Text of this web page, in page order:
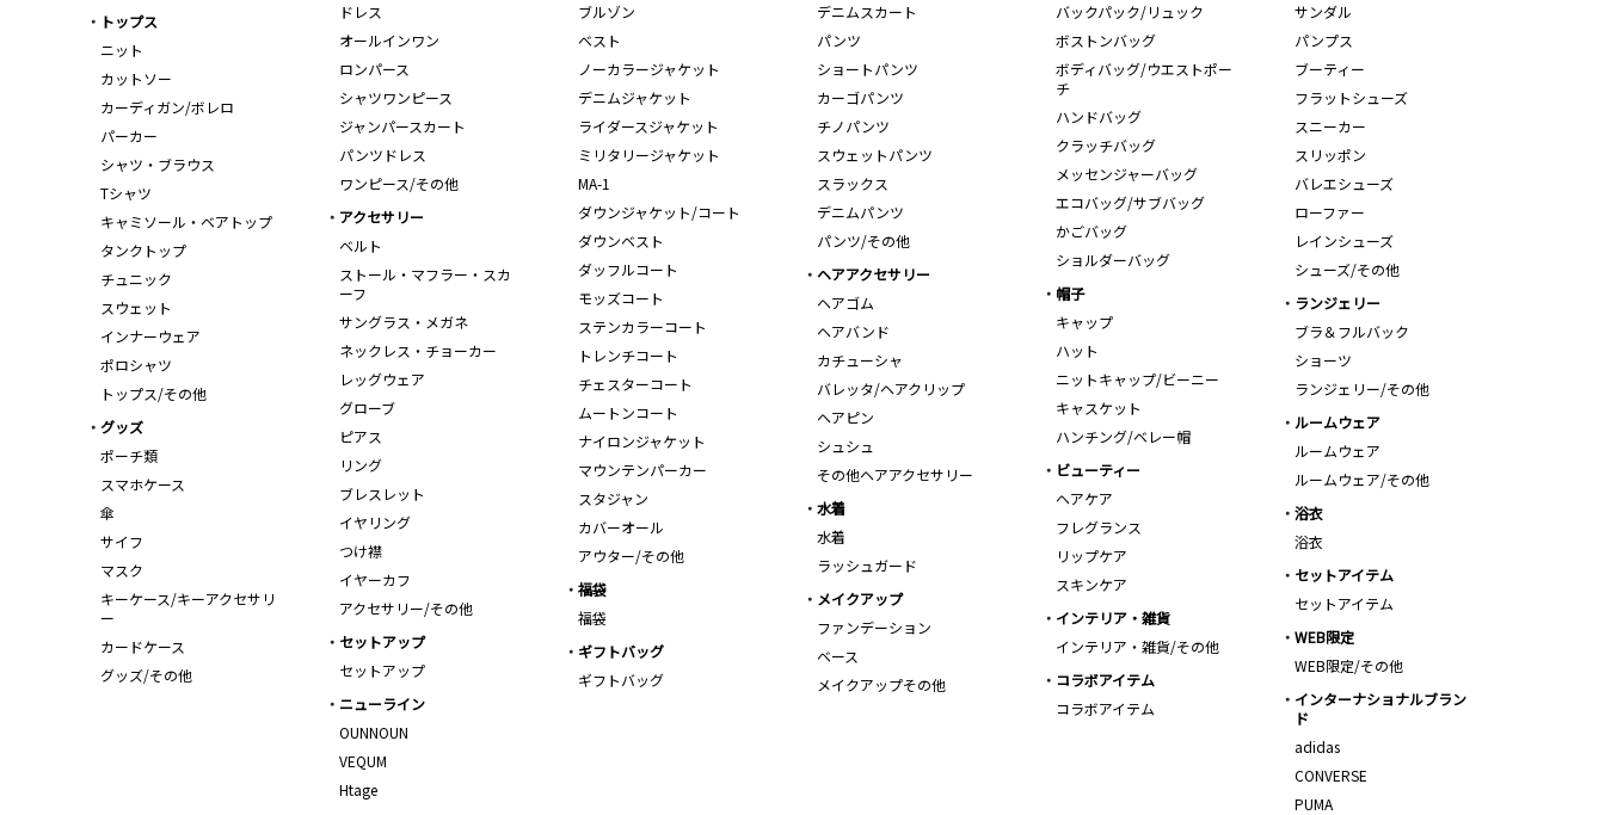
トップス
ニット
カットソー
カーディガン/ボレロ
パーカー
シャツ・ブラウス
Tシャツ
キャミソール・ベアトップ
タンクトップ
チュニック
スウェット
インナーウェア
ポロシャツ
トップス/その他
ドレス
オールインワン
ロンパース
シャツワンピース
ジャンパースカート
パンツドレス
ワンピース/その他
ブルゾン
ベスト
ノーカラージャケット
デニムジャケット
ライダースジャケット
ミリタリージャケット
MA-1
ダウンジャケット/コート
ダウンベスト
ダッフルコート
モッズコート
ステンカラーコート
トレンチコート
チェスターコート
ムートンコート
ナイロンジャケット
マウンテンパーカー
スタジャン
カバーオール
アウター/その他
デニムスカート
パンツ
ショートパンツ
カーゴパンツ
チノパンツ
スウェットパンツ
スラックス
デニムパンツ
パンツ/その他
バックパック/リュック
ボストンバッグ
ボディバッグ/ウエストポー
チ
ハンドバッグ
クラッチバッグ
メッセンジャーバッグ
エコバッグ/サブバッグ
かごバッグ
ショルダーバッグ
サンダル
パンプス
ブーティー
フラットシューズ
スニーカー
スリッポン
バレエシューズ
ローファー
レインシューズ
シューズ/その他
アクセサリー
ベルト
ストール・マフラー・スカ
ーフ
サングラス・メガネ
ネックレス・チョーカー
レッグウェア
グローブ
ピアス
リング
ブレスレット
イヤリング
つけ襟
イヤーカフ
アクセサリー/その他
ヘアアクセサリー
ヘアゴム
ヘアバンド
カチューシャ
バレッタ/ヘアクリップ
ヘアピン
シュシュ
その他ヘアアクセサリー
帽子
キャップ
ハット
ニットキャップ/ビーニー
キャスケット
ハンチング/ベレー帽
ランジェリー
ブラ＆フルバック
ショーツ
ランジェリー/その他
ルームウェア
ルームウェア
ルームウェア/その他
グッズ
ポーチ類
スマホケース
傘
サイフ
マスク
キーケース/キーアクセサリ
ー
カードケース
グッズ/その他
ビューティー
ヘアケア
フレグランス
リップケア
スキンケア
水着
水着
ラッシュガード
浴衣
浴衣
セットアイテム
セットアイテム
福袋
福袋
メイクアップ
ファンデーション
ベース
メイクアップその他
インテリア・雑貨
インテリア・雑貨/その他
WEB限定
WEB限定/その他
セットアップ
セットアップ
ギフトバッグ
ギフトバッグ
コラボアイテム
コラボアイテム
インターナショナルブラン
ド
adidas
CONVERSE
PUMA
ニューライン
OUNNOUN
VEQUM
Htage